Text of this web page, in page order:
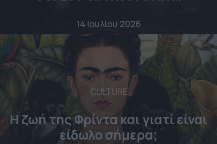
14 Ιουλίου 2026
CULTURE
Η ζωή της Φρίντα και γιατί είναι
είδωλο σήμερα;